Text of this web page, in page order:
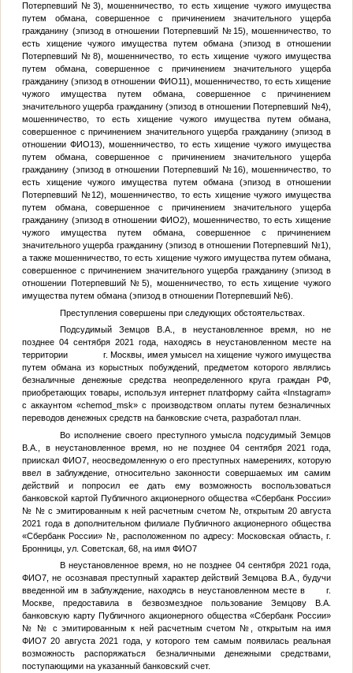
Потерпевший №3), мошенничество, то есть хищение чужого имущества
путем обмана, совершенное с причинением значительного ущерба
гражданину (эпизод в отношении Потерпевший №15), мошенничество, то
есть хищение чужого имущества путем обмана (эпизод в отношении
Потерпевший №8), мошенничество, то есть хищение чужого имущества
путем обмана, совершенное с причинением значительного ущерба
гражданину (эпизод в отношении ФИО11), мошенничество, то есть хищение
чужого имущества путем обмана, совершенное с причинением
значительного ущерба гражданину (эпизод в отношенииПотерпевший №4),
мошенничество, то есть хищение чужого имущества путем обмана,
совершенное с причинением значительного ущерба гражданину (эпизод в
отношении ФИО13), мошенничество, то есть хищение чужого имущества
путем обмана, совершенное с причинением значительного ущерба
гражданину (эпизод в отношении Потерпевший №16), мошенничество, то
есть хищение чужого имущества путем обмана (эпизод в отношении
Потерпевший №12), мошенничество, то есть хищение чужого имущества
путем обмана, совершенное с причинением значительного ущерба
гражданину (эпизод в отношении ФИО2), мошенничество, то есть хищение
чужого имущества путем обмана, совершенное с причинением
значительного ущерба гражданину (эпизод в отношенииПотерпевший №1),
а также мошенничество, то есть хищение чужого имущества путем обмана,
совершенное с причинением значительного ущерба гражданину (эпизод в
отношении Потерпевший №5), мошенничество, то есть хищение чужого
имущества путем обмана (эпизод в отношении Потерпевший №6).
Преступления совершены при следующих обстоятельствах.
Подсудимый Земцов В.А.
, в неустановленное время, но не
позднее 04 сентября 2021 года, находясь в неустановленном месте на
территории г. Москвы, имея умысел на хищение чужого имущества
путем обмана из корыстных побуждений, предметом которого являлись
безналичные денежные средства неопределенного круга граждан РФ,
приобретающих товары, используя интернет платформу сайта «Instagram»
с аккаунтом «chemod_msk» с производством оплаты путем безналичных
переводов денежных средств на банковские счета, разработал план.
Во исполнение своего преступного умысла подсудимыйЗемцов
В.А.
, в неустановленное время, но не позднее 04 сентября 2021 года,
приискал ФИО7, неосведомленную о его преступных намерениях, которую
ввел в заблуждение, относительно законности совершаемых им самим
действий и попросил ее дать ему возможность воспользоваться
банковской картой Публичного акционерного общества «Сбербанк России»
№ № с эмитированным к ней расчетным счетом № , открытым 20 августа
2021 года в дополнительном филиале Публичного акционерного общества
«Сбербанк России» №
, расположенном по адресу: Московская область, г.
Бронницы, ул. Советская, 68, на имя ФИО7
В неустановленное время, но не позднее 04 сентября 2021 года,
ФИО7, не осознавая преступный характер действийЗемцова В.А., будучи
введенной им в заблуждение, находясь в неустановленном месте в г.
Москве, предоставила в безвозмездное пользование Земцову В.А.
банковскую карту Публичного акционерного общества «Сбербанк России»
№ № с эмитированным к ней расчетным счетом № , открытым на имя
ФИО720 августа 2021 года, у которого тем самым появилась реальная
возможность распоряжаться безналичными денежными средствами,
поступающими на указанный банковский счет.